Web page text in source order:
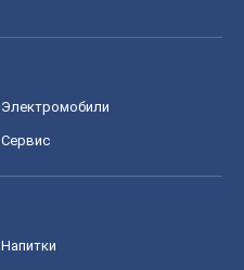
Электромобили
Сервис
Напитки